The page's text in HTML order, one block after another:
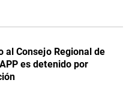
al Consejo Regional de
es detenido por